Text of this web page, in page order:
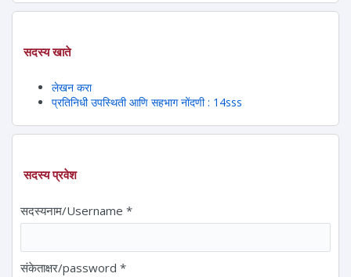
सदस्य खाते
लेखन करा
प्रतिनिधी उपस्थिती आणि सहभाग नोंदणी : 14sss
सदस्य प्रवेश
सदस्यनाम/Username *
संकेताक्षर/password *